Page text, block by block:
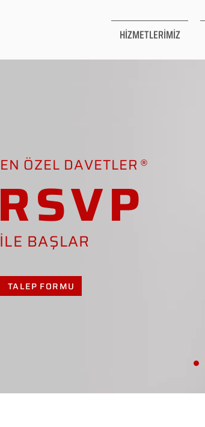
HİZMETLERİMİZ
EN ÖZEL DAVETLER
RSVP
İLE BAŞLAR
TALEP FORMU